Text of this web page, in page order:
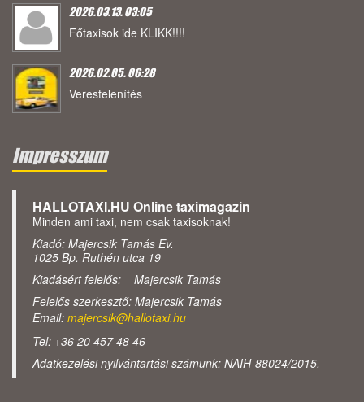
2026.03.13. 03:05
Főtaxisok ide KLIKK!!!!
2026.02.05. 06:28
Verestelenítés
Impresszum
HALLOTAXI.HU Online taximagazin
Minden ami taxi, nem csak taxisoknak!
Kiadó: Majercsik Tamás Ev.
1025 Bp. Ruthén utca 19
Kiadásért felelős: Majercsik Tamás
Felelős szerkesztő: Majercsik Tamás
Email: majercsik@hallotaxi.hu
Tel: +36 20 457 48 46
Adatkezelési nyilvántartási számunk: NAIH-88024/2015.